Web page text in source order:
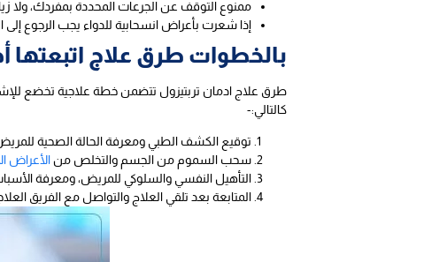
ممنوع التوقف عن الجرعات المحددة بمفردك، ولا
إذا شعرت بأعراض انسحابية للدواء يجب الرجوع
بالخطوات طرق علاج
طرق علاج ادمان تربتيزول تتضمن خطة علاجية تخضع
كالتالي:-
توقيع الكشف الطبي ومعرفة الحالة الصحية
سحب السموم من الجسم والتخلص منالأعراض
التأهيل النفسي والسلوكي للمريض، ومعرفة
المتابعة بعد تلقي العلاج والتواصل مع الفريق